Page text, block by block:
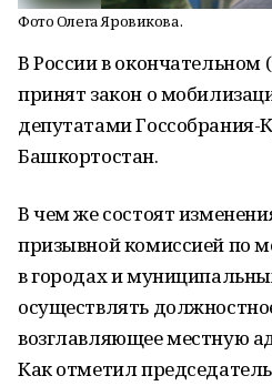
Фото Олега Яровикова.
В России в окончательном
принят закон о
депутатами Госсобрания-
Башкортостан.
В чем же состоят
призывной комиссией по
в городах и
осуществлять
возглавляющее местную
Как отметил